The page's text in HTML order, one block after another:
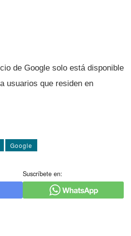
de Google solo está disponible
usuarios que residen en
Google
Suscríbete en: